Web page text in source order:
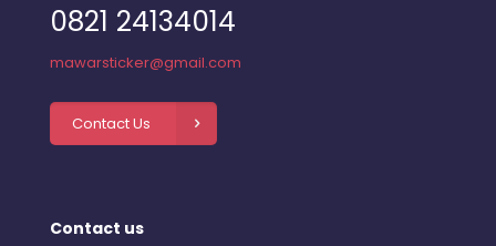
0821 24134014
mawarsticker@gmail.com
Contact Us
Contact us